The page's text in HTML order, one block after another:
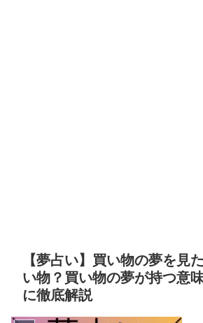
【夢占い】買い物の夢を見
い物？買い物の夢が持つ意
に徹底解説